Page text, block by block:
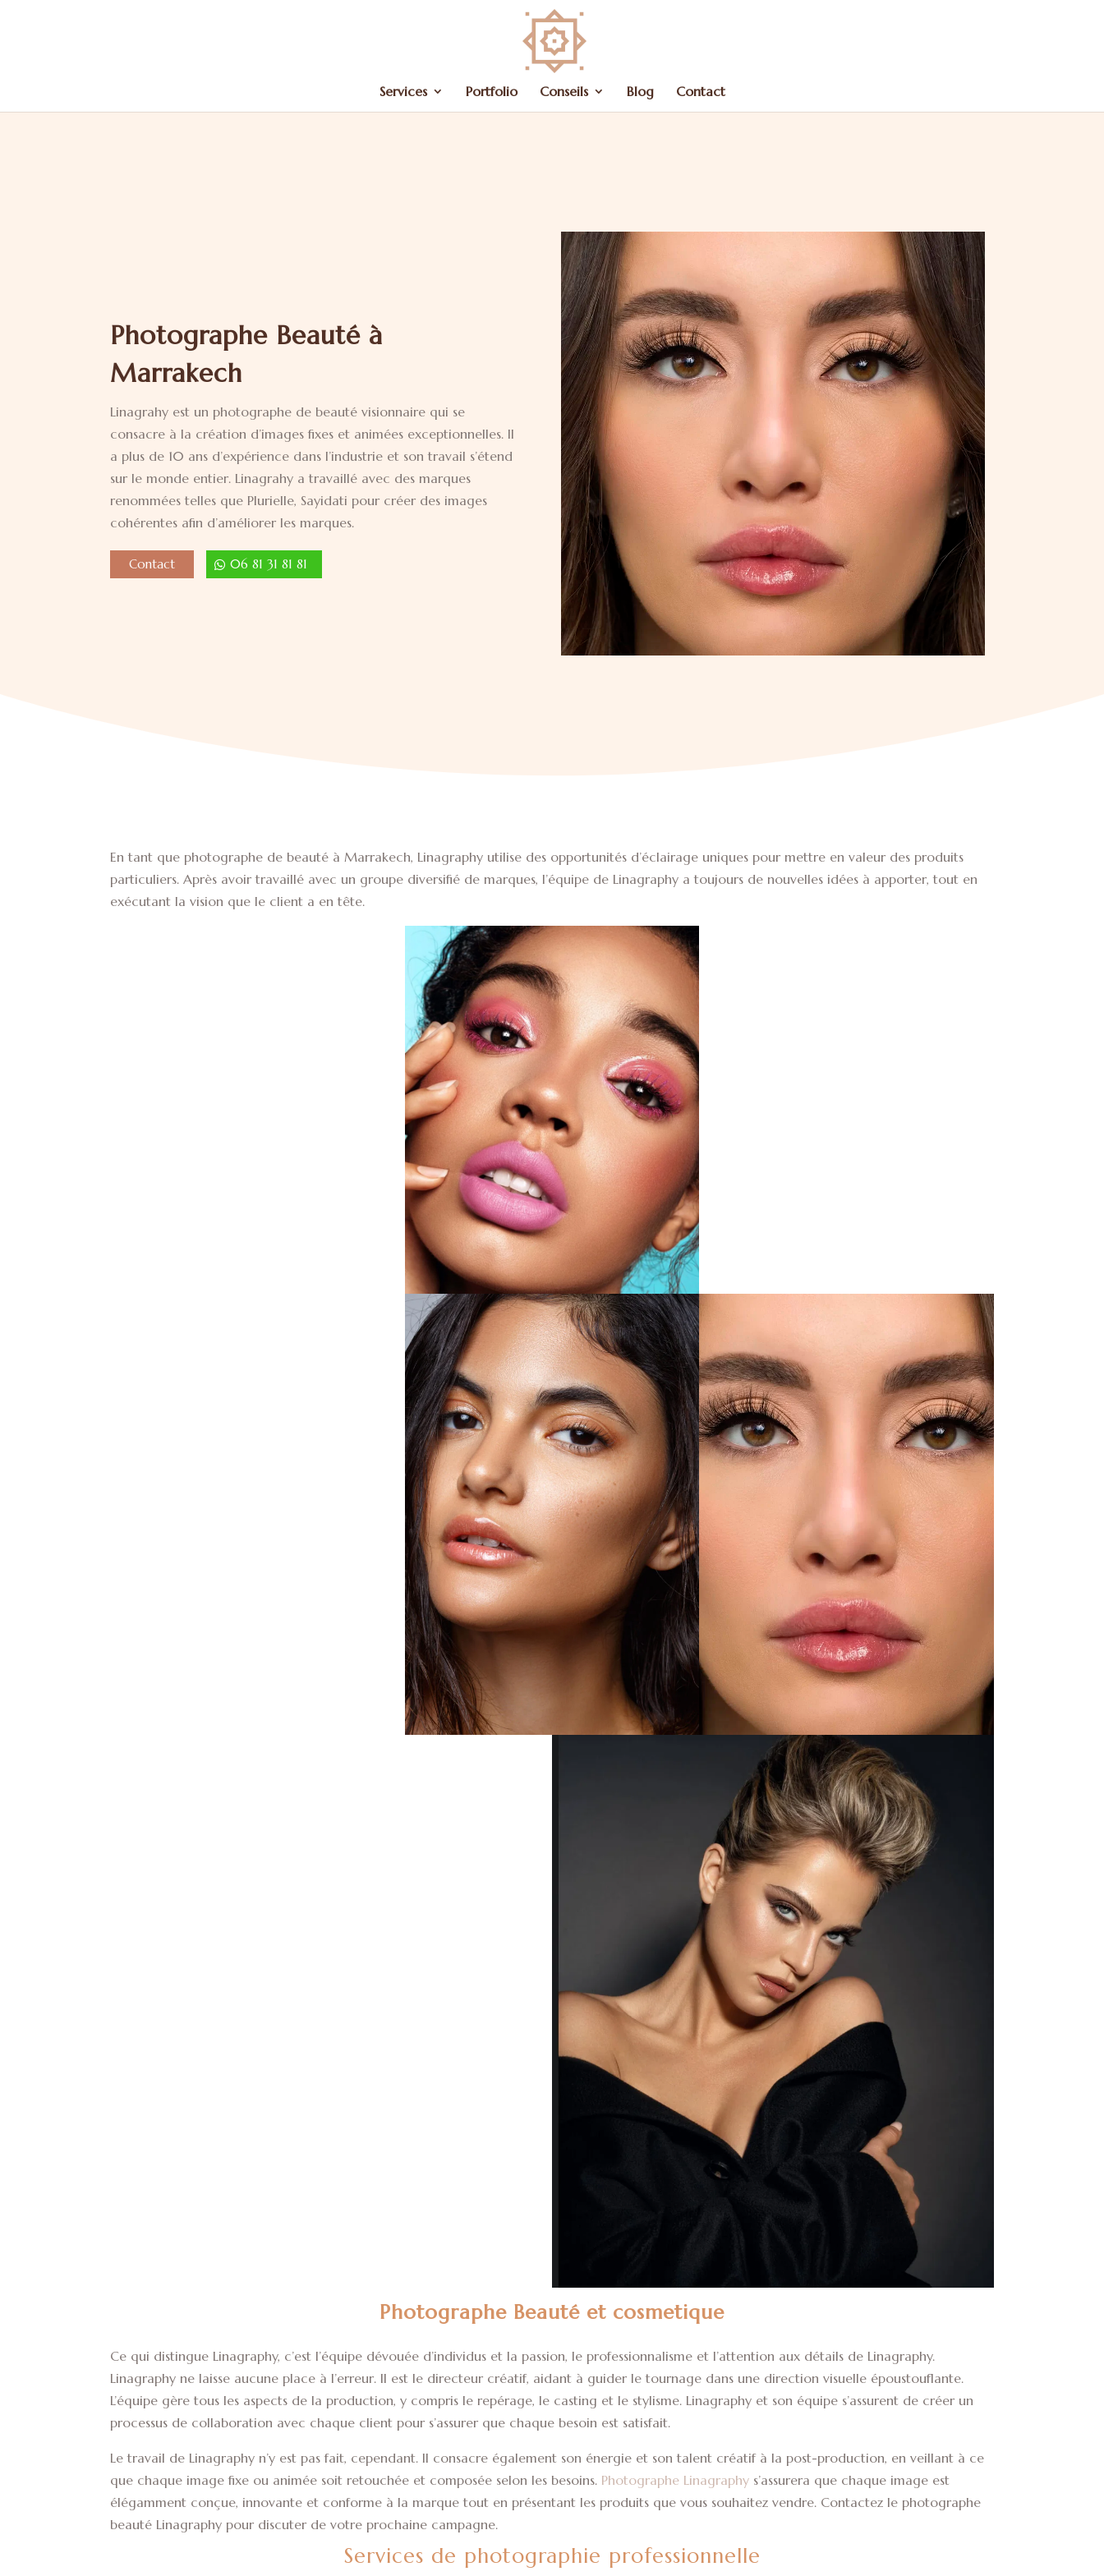
Services Portfolio Conseils Blog Contact
Photographe Beauté à
Marrakech
Linagrahy est un photographe de beauté visionnaire qui se
consacre à la création d’images fixes et animées exceptionnelles. Il
a plus de 10 ans d’expérience dans l’industrie et son travail s’étend
sur le monde entier. Linagrahy a travaillé avec des marques
renommées telles que Plurielle, Sayidati pour créer des images
cohérentes afin d’améliorer les marques.
Contact 06 81 31 81 81
En tant que photographe de beauté à Marrakech, Linagraphy utilise des opportunités d’éclairage uniques pour mettre en valeur des produits
particuliers. Après avoir travaillé avec un groupe diversifié de marques, l’équipe de Linagraphy a toujours de nouvelles idées à apporter, tout en
exécutant la vision que le client a en tête.
Photographe Beauté et cosmetique
Ce qui distingue Linagraphy, c’est l’équipe dévouée d’individus et la passion, le professionnalisme et l’attention aux détails de Linagraphy.
Linagraphy ne laisse aucune place à l’erreur. Il est le directeur créatif, aidant à guider le tournage dans une direction visuelle époustouflante.
L’équipe gère tous les aspects de la production, y compris le repérage, le casting et le stylisme. Linagraphy et son équipe s’assurent de créer un
processus de collaboration avec chaque client pour s’assurer que chaque besoin est satisfait.
Le travail de Linagraphy n’y est pas fait, cependant. Il consacre également son énergie et son talent créatif à la post-production, en veillant à ce
que chaque image fixe ou animée soit retouchée et composée selon les besoins. Photographe Linagraphy s’assurera que chaque image est
élégamment conçue, innovante et conforme à la marque tout en présentant les produits que vous souhaitez vendre. Contactez le photographe
beauté Linagraphy pour discuter de votre prochaine campagne.
Services de photographie professionnelle